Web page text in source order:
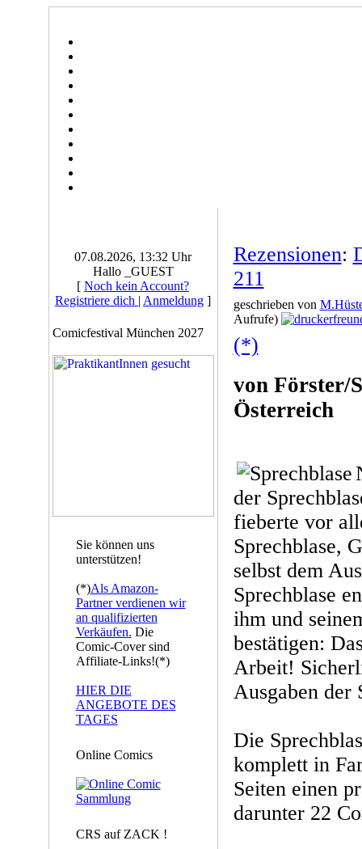
07.08.2026, 13:32 Uhr
Hallo _GUEST
[ Noch kein Account?
Registriere dich | Anmeldung ]
Comicfestival München 2027
Sie können uns
unterstützen!
(*)Als Amazon-
Partner verdienen wir
an qualifizierten
Verkäufen. Die
Comic-Cover sind
Affiliate-Links!(*)
HIER DIE
ANGEBOTE DES
TAGES
Online Comics
CRS auf ZACK !
Rezensionen:
211
geschrieben von
Aufrufe)
(*)
von Förster/
Österreich
der
fieberte vor
Sprechblase,
selbst dem
Sprechblase
ihm und
bestätigen:
Arbeit!
Ausgaben der
Die
komplett in
Seiten einen
darunter 22